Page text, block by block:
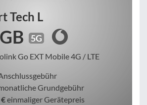
Tech L
5G
Go EXT Mobile 4G / LTE
Grundgebühr
einmaliger Gerätepreis